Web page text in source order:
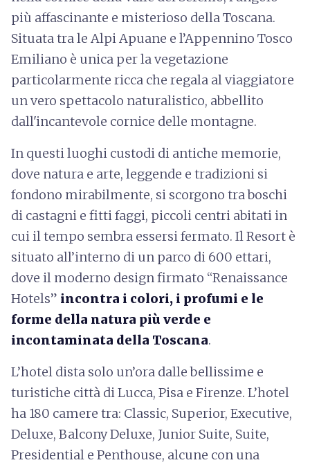
più affascinante e misterioso della Toscana.
Situata tra le Alpi Apuane e l’Appennino Tosco
Emiliano è unica per la vegetazione
particolarmente ricca che regala al viaggiatore
un vero spettacolo naturalistico, abbellito
dall'incantevole cornice delle montagne.
In questi luoghi custodi di antiche memorie,
dove natura e arte, leggende e tradizioni si
fondono mirabilmente, si scorgono tra boschi
di castagni e fitti faggi, piccoli centri abitati in
cui il tempo sembra essersi fermato. Il Resort è
situato all’interno di un parco di 600 ettari,
dove il moderno design firmato “Renaissance
Hotels” incontra i colori, i profumi e le
forme della natura più verde e
incontaminata della Toscana.
L’hotel dista solo un’ora dalle bellissime e
turistiche città di Lucca, Pisa e Firenze. L’hotel
ha 180 camere tra: Classic, Superior, Executive,
Deluxe, Balcony Deluxe, Junior Suite, Suite,
Presidential e Penthouse, alcune con una